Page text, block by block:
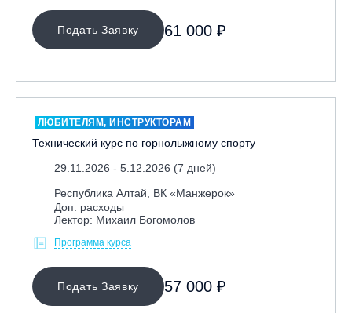
Подать Заявку 61 000 ₽
ЛЮБИТЕЛЯМ, ИНСТРУКТОРАМ
Технический курс по горнолыжному спорту
29.11.2026 - 5.12.2026 (7 дней)
Республика Алтай, ВК «Манжерок»
Доп. расходы
Лектор: Михаил Богомолов
Программа курса
Подать Заявку 57 000 ₽